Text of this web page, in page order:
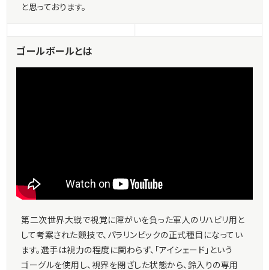
と思っております。
ゴールボールとは
第二次世界大戦で視覚に障がいを負った軍人のリハビリ用と
して考案された競技で、パラリンピックの正式種目になってい
ます。選手は視力の程度に関わらず、「アイシェード」という
ゴーグルを使用し、視界を閉ざした状態から、鈴入りの専用